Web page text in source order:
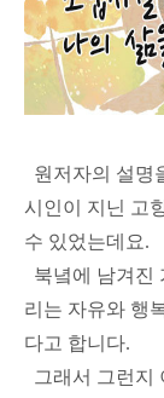
원저자의 설명
시인이 지닌 고
수 있었는데요.
북녘에 남겨진
리는 자유와 행
다고 합니다.
그래서 그런지